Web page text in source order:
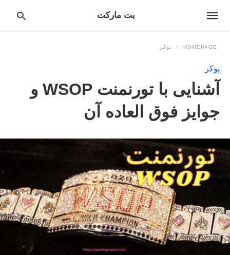
بت مارکت
HOMEPAGE پوکر
پوکر
آشنایی با تورنمنت WSOP و
جوایز فوق العاده آن